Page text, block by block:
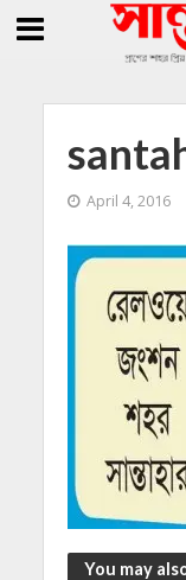
জিললুর, সাধারণ সম্পাদক
April 4, 2016
You may